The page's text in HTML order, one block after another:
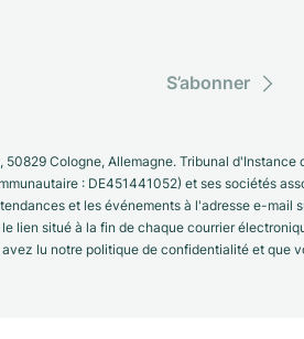
S’abonner
Cologne, Allemagne. Tribunal d'Instance
: DE451441052) et ses sociétés
et les événements à l'adresse e-mail
lien situé à la fin de chaque courrier
lu notre politique de confidentialité et que